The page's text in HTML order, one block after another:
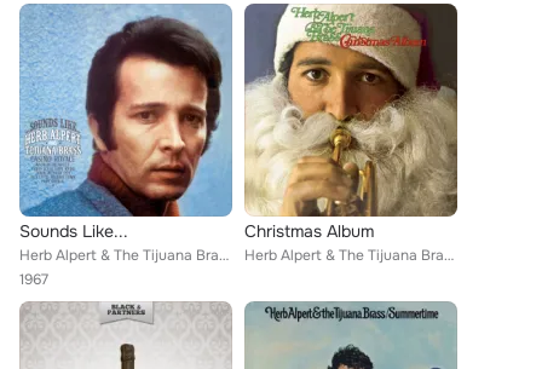
Sounds Like...
Herb Alpert & The Tijuana Brass
1967
Christmas Album
Herb Alpert & The Tijuana Brass